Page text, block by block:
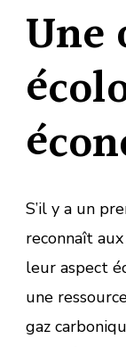
Une
S’il y a un
reconnaît
leur aspect
une
gaz